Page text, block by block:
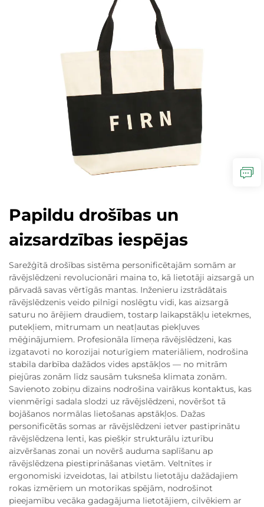
Papildu drošības un
aizsardzības iespējas
Sarežģītā drošības sistēma personificētajām somām ar
rāvējslēdzeni revolucionāri maina to, kā lietotāji aizsargā un
pārvadā savas vērtīgās mantas. Inženieru izstrādātais
rāvējslēdzenis veido pilnīgi noslēgtu vidi, kas aizsargā
saturu no ārējiem draudiem, tostarp laikapstākļu ietekmes,
putekļiem, mitrumam un neatļautas piekļuves
mēģinājumiem. Profesionāla līmeņa rāvējslēdzeni, kas
izgatavoti no korozijai noturīgiem materiāliem, nodrošina
stabila darbība dažādos vides apstākļos — no mitrām
piejūras zonām līdz sausām tuksneša klimata zonām.
Savienoto zobiņu dizains nodrošina vairākus kontaktus, kas
vienmērīgi sadala slodzi uz rāvējslēdzeni, novēršot tā
bojāšanos normālas lietošanas apstākļos. Dažas
personificētās somas ar rāvējslēdzeni ietver pastiprinātu
rāvējslēdzena lenti, kas piešķir strukturālu izturību
aizvēršanas zonai un novērš auduma saplīšanu ap
rāvējslēdzena piestiprināšanas vietām. Veltnītes ir
ergonomiski izveidotas, lai atbilstu lietotāju dažādajiem
rokas izmēriem un motorikas spējām, nodrošinot
pieejamību vecāka gadagājuma lietotājiem, cilvēkiem ar